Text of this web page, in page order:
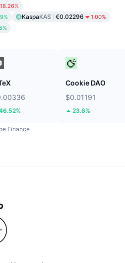
18.26%
KaspaKAS €0.02296 1.00%
Cookie DAO
$0.01191
23.6%
Finance